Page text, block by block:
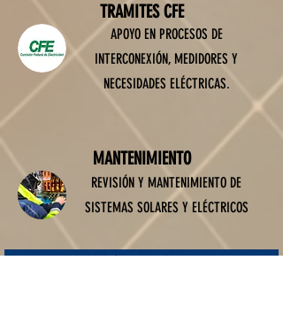
APOYO EN PROCESOS DE
INTERCONEXIÓN, MEDIDORES Y
NECESIDADES ELÉCTRICAS.
TRAMITES CFE
MANTENIMIENTO
REVISIÓN Y MANTENIMIENTO DE
SISTEMAS SOLARES Y ELÉCTRICOS